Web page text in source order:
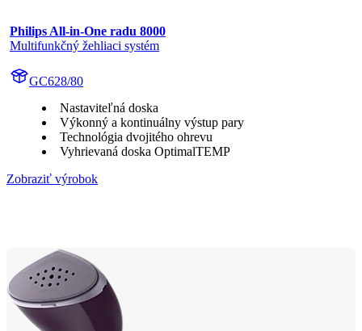
Philips All-in-One radu 8000
Multifunkčný žehliaci systém
GC628/80
Nastaviteľná doska
Výkonný a kontinuálny výstup pary
Technológia dvojitého ohrevu
Vyhrievaná doska OptimalTEMP
Zobraziť výrobok